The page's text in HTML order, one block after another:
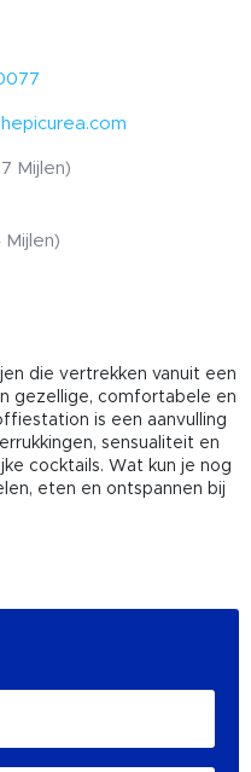
Mijlen)
Mijlen)
die vertrekken vanuit een
gezellige, comfortabele en
is een aanvulling
sensualiteit en
cocktails. Wat kun je nog
eten en ontspannen bij